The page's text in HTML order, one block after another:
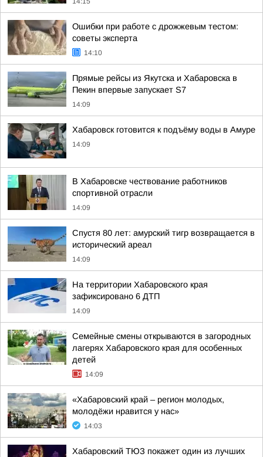
Ошибки при работе с дрожжевым тестом:
советы эксперта
14:10
Прямые рейсы из Якутска и Хабаровска в
Пекин впервые запускает S7
14:09
Хабаровск готовится к подъёму воды в Амуре
14:09
В Хабаровске чествование работников
спортивной отрасли
14:09
Спустя 80 лет: амурский тигр возвращается в
исторический ареал
14:09
На территории Хабаровского края
зафиксировано 6 ДТП
14:09
Семейные смены открываются в загородных
лагерях Хабаровского края для особенных
детей
14:09
«Хабаровский край – регион молодых,
молодёжи нравится у нас»
14:03
Хабаровский ТЮЗ покажет один из лучших